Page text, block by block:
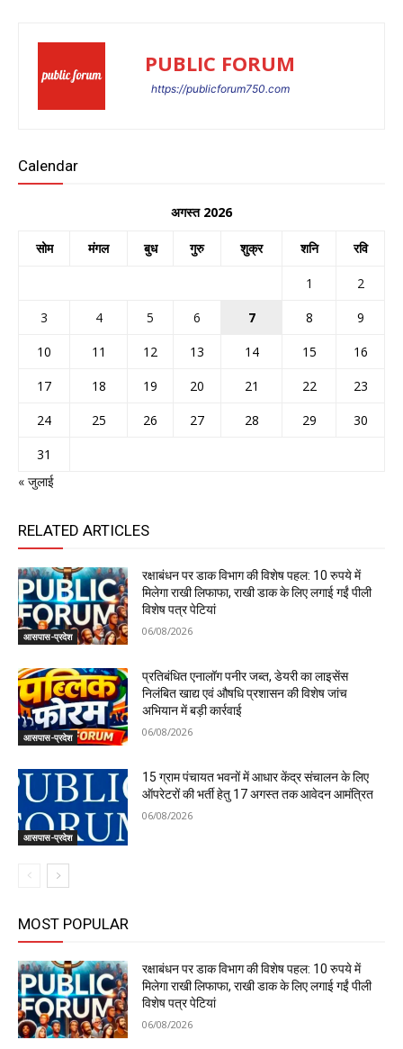
PUBLIC FORUM
https://publicforum750.com
Calendar
अगस्त 2026
सोम मंगल बुध गुरु शुक्र शनि रवि
1
2
3
4 5 6 7 8
9
10
11 12 13 14 15
16
17
18 19 20 21 22
23
24
25 26 27 28 29
30
31
« जुलाई
RELATED ARTICLES
आसपास-प्रदेश
रक्षाबंधन पर डाक विभाग की विशेष पहल: 10 रुपये में
मिलेगा राखी लिफाफा, राखी डाक के लिए लगाई गईं पीली
विशेष पत्र पेटियां
06/08/2026
आसपास-प्रदेश
प्रतिबंधित एनालॉग पनीर जब्त, डेयरी का लाइसेंस
निलंबित खाद्य एवं औषधि प्रशासन की विशेष जांच
अभियान में बड़ी कार्रवाई
06/08/2026
आसपास-प्रदेश
15 ग्राम पंचायत भवनों में आधार केंद्र संचालन के लिए
ऑपरेटरों की भर्ती हेतु 17 अगस्त तक आवेदन आमंत्रित
06/08/2026
MOST POPULAR
रक्षाबंधन पर डाक विभाग की विशेष पहल: 10 रुपये में
मिलेगा राखी लिफाफा, राखी डाक के लिए लगाई गईं पीली
विशेष पत्र पेटियां
06/08/2026